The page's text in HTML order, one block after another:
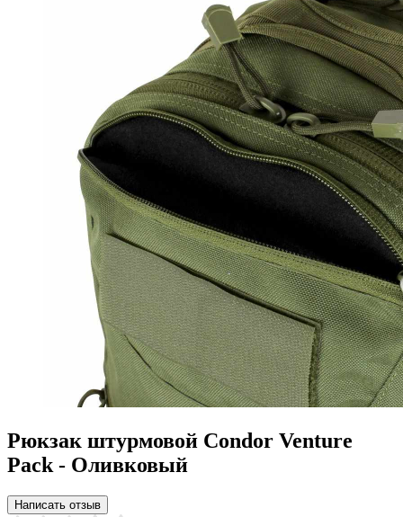
Рюкзак штурмовой Condor Venture
Pack - Оливковый
Написать отзыв